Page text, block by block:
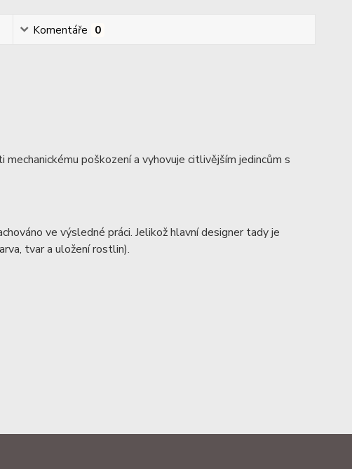
Komentáře 0
poškození a vyhovuje citlivějším jedincům s
ve výsledné práci. Jelikož hlavní designer tady je
tvar a uložení rostlin).